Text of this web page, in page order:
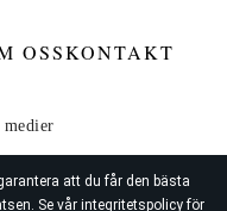
att du får den bästa
Se vår integritetspolicyför
OSSKONTAKT